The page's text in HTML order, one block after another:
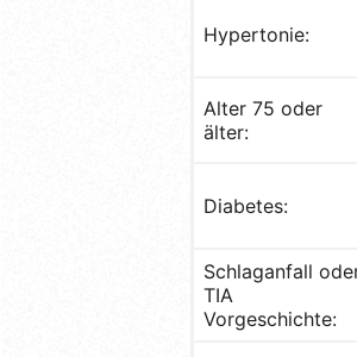
Hypertonie:
Alter 75 oder
älter:
Diabetes:
Schlaganfall
TIA
Vorgeschichte: